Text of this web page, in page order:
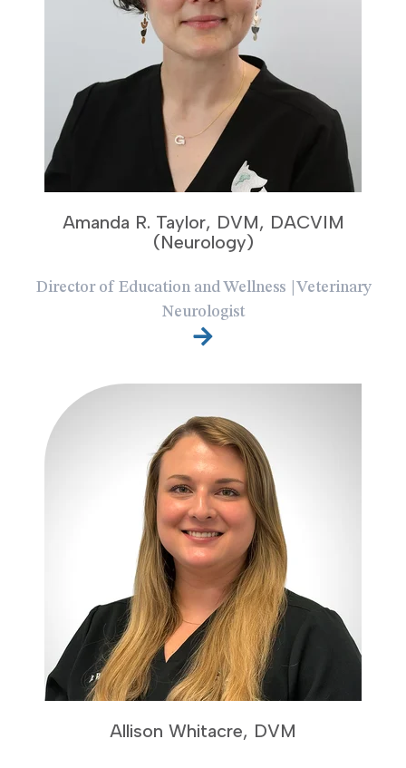
Amanda R. Taylor, DVM, DACVIM
(Neurology)
Director of Education and Wellness | Veterinary
Neurologist
Allison Whitacre, DVM